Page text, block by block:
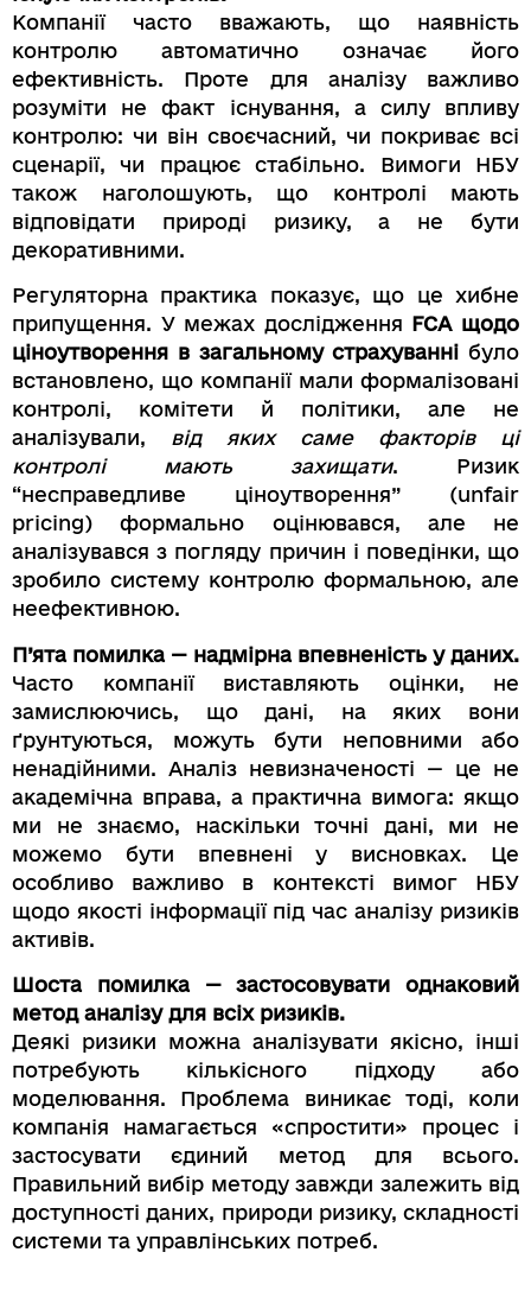
Компанії часто вважають, що наявність
контролю автоматично означає його
ефективність. Проте для аналізу важливо
розуміти не факт існування, а силу впливу
контролю: чи він своєчасний, чи покриває всі
сценарії, чи працює стабільно. Вимоги НБУ
також наголошують, що контролі мають
відповідати природі ризику, а не бути
декоративними.
Регуляторна практика показує, що це хибне
припущення. У межах дослідження FCA щодо
ціноутворення в загальному страхуванні було
встановлено, що компанії мали формалізовані
контролі, комітети й політики, але не
аналізували, від яких саме факторів ці
контролі мають захищати. Ризик
“несправедливе ціноутворення” (unfair
pricing) формально оцінювався, але не
аналізувався з погляду причин і поведінки, що
зробило систему контролю формальною, але
неефективною.
П’ята помилка — надмірна впевненість у даних.
Часто компанії виставляють оцінки, не
замислюючись, що дані, на яких вони
ґрунтуються, можуть бути неповними або
ненадійними. Аналіз невизначеності — це не
академічна вправа, а практична вимога: якщо
ми не знаємо, наскільки точні дані, ми не
можемо бути впевнені у висновках. Це
особливо важливо в контексті вимог НБУ
щодо якості інформації під час аналізу ризиків
активів.
Шоста помилка — застосовувати однаковий
метод аналізу для всіх ризиків.
Деякі ризики можна аналізувати якісно, інші
потребують кількісного підходу або
моделювання. Проблема виникає тоді, коли
компанія намагається «спростити» процес і
застосувати єдиний метод для всього.
Правильний вибір методу завжди залежить від
доступності даних, природи ризику, складності
системи та управлінських потреб.